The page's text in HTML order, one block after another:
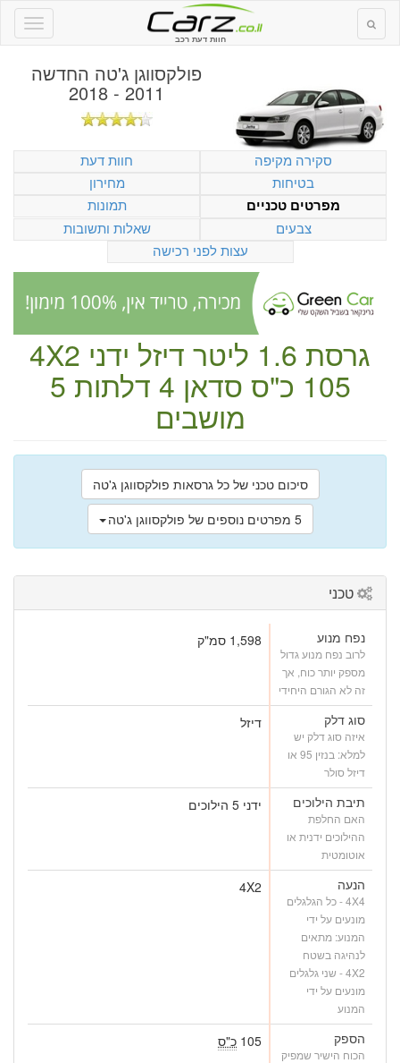
חוות דעת רכב
פולקסווגן ג'טה החדשה
2011 - 2018
סקירה מקיפה
חוות דעת
בטיחות
מחירון
מפרטים טכניים
תמונות
צבעים
שאלות ותשובות
עצות לפני רכישה
גרסת 1.6 ליטר דיזל ידני
105 כ"ס סדאן 5
מושבים
סיכום טכני של כל גרסאות פולקסווגן ג'טה
5 מפרטים נוספים של פולקסווגן ג'טה
טכני
נפח מנוע
לרוב נפח מנוע גדול
מספק יותר כוח, אך
זה לא הגורם היחידי
1,598 סמ"ק
סוג דלק
איזה סוג דלק יש
למלא: בנזין 95 או
דיזל סולר
דיזל
תיבת הילוכים
האם החלפת
ההילוכים ידנית או
אוטומטית
ידני 5 הילוכים
הנעה
4X4 - כל הגלגלים
מונעים על ידי
המנוע: מתאים
לנהיגה בשטח
4X2 - שני גלגלים
מונעים על ידי
המנוע
4X2
הספק
הכוח הישיר שמפיק
105 כ"ס